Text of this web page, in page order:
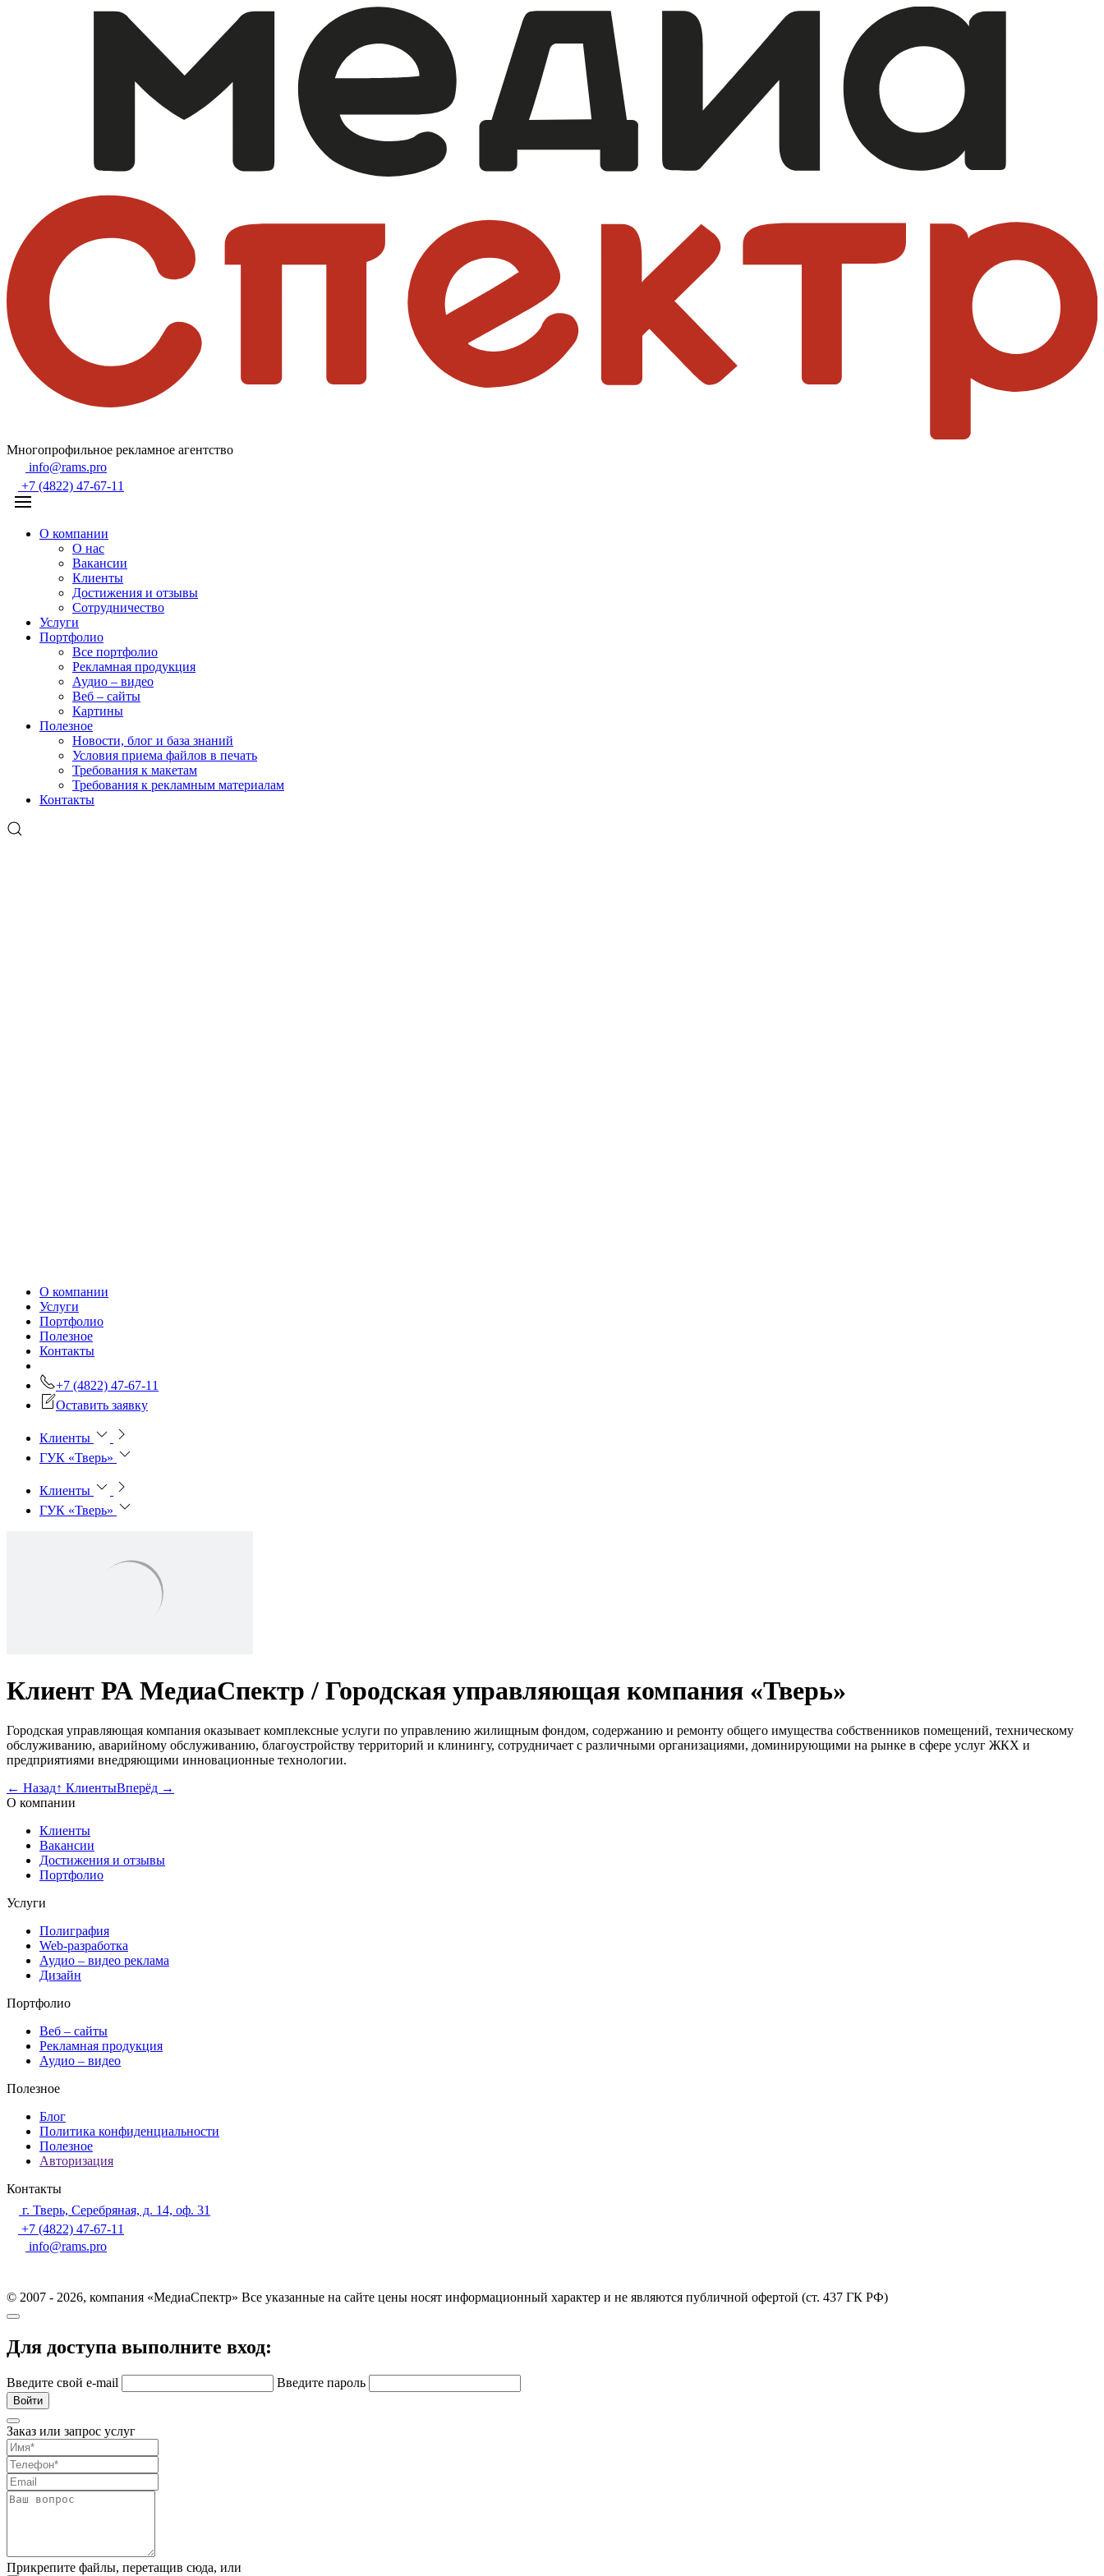
Многопрофильное рекламное агентство
info@rams.pro
+7 (4822) 47-67-11
О компании
О нас
Вакансии
Клиенты
Достижения и отзывы
Сотрудничество
Услуги
Портфолио
Все портфолио
Рекламная продукция
Аудио – видео
Веб – сайты
Картины
Полезное
Новости, блог и база знаний
Условия приема файлов в печать
Требования к макетам
Требования к рекламным материалам
Контакты
О компании
Услуги
Портфолио
Полезное
Контакты
+7 (4822) 47-67-11
Оставить заявку
Клиенты
ГУК «Тверь»
Клиенты
ГУК «Тверь»
Клиент РА МедиаСпектр / Городская управляющая компания «Тверь»
Городская управляющая компания оказывает комплексные услуги по управлению жилищным фондом, содержанию и ремонту общего имущества собственников помещений, техническому
обслуживанию, аварийному обслуживанию, благоустройству территорий и клинингу, сотрудничает с различными организациями, доминирующими на рынке в сфере услуг ЖКХ и
предприятиями внедряющими инновационные технологии.
← Назад↑ КлиентыВперёд →
О компании
Клиенты
Вакансии
Достижения и отзывы
Портфолио
Услуги
Полиграфия
Web-разработка
Аудио – видео реклама
Дизайн
Портфолио
Веб – сайты
Рекламная продукция
Аудио – видео
Полезное
Блог
Политика конфиденциальности
Полезное
Авторизация
Контакты
г. Тверь, Серебряная, д. 14, оф. 31
+7 (4822) 47-67-11
info@rams.pro
© 2007 - 2026, компания «МедиаСпектр» Все указанные на сайте цены носят информационный характер и не являются публичной офертой (ст. 437 ГК РФ)
Для доступа выполните вход:
Введите свой e-mail Введите пароль
Войти
Заказ или запрос услуг
Прикрепите файлы, перетащив сюда, или